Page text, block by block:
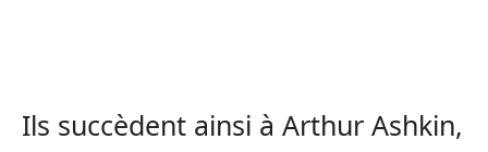
Ils succèdent ainsi à Arthur Ashkin,